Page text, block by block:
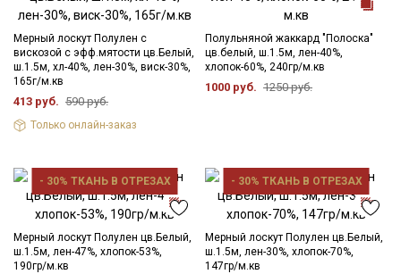
Мерный лоскут Полулен с
вискозой с эфф.мятости цв.Белый,
ш.1.5м, хл-40%, лен-30%, виск-30%,
165г/м.кв
413 руб. 590 руб.
Только онлайн-заказ
Полульняной жаккард "Полоска"
цв.белый, ш.1.5м, лен-40%,
хлопок-60%, 240гр/м.кв
1000 руб. 1250 руб.
- 30% ТКАНЬ В ОТРЕЗАХ
Мерный лоскут Полулен цв.Белый,
ш.1.5м, лен-47%, хлопок-53%,
190гр/м.кв
- 30% ТКАНЬ В ОТРЕЗАХ
Мерный лоскут Полулен цв.Белый,
ш.1.5м, лен-30%, хлопок-70%,
147гр/м.кв